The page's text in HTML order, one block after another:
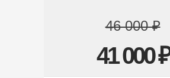
46 000 ₽
41 000 ₽